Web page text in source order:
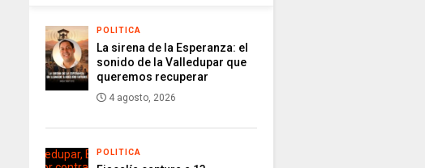
POLITICA
La sirena de la Esperanza: el
sonido de la Valledupar que
queremos recuperar
4 agosto, 2026
POLITICA